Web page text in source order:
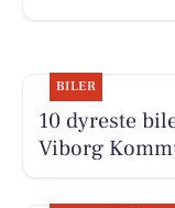
BILER
10 dyreste
Viborg